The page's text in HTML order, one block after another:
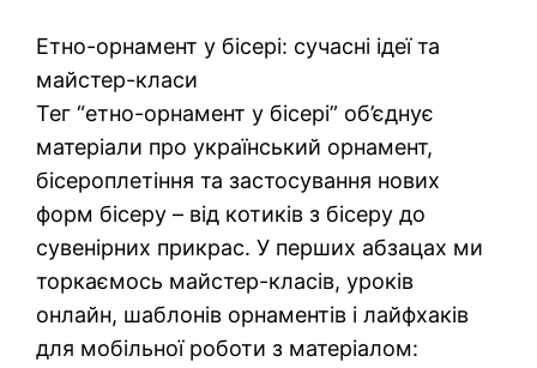
Етно-орнамент у бісері: сучасні ідеї та
майстер-класи
Тег “етно-орнамент у бісері” об’єднує
матеріали про український орнамент,
бісероплетіння та застосування нових
форм бісеру – від котиків з бісеру до
сувенірних прикрас. У перших абзацах ми
торкаємось майстер-класів, уроків
онлайн, шаблонів орнаментів і лайфхаків
для мобільної роботи з матеріалом: